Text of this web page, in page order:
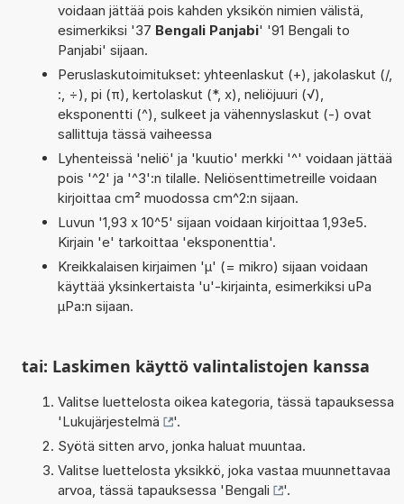
voidaan jättää pois kahden yksikön nimien välistä,
esimerkiksi '37 Bengali Panjabi' '91 Bengali to
Panjabi' sijaan.
Peruslaskutoimitukset: yhteenlaskut (+), jakolaskut (/,
:, ÷), pi (π), kertolaskut (*, x), neliöjuuri (√),
eksponentti (^), sulkeet ja vähennyslaskut (-) ovat
sallittuja tässä vaiheessa
Lyhenteissä 'neliö' ja 'kuutio' merkki '^' voidaan jättää
pois '^2' ja '^3':n tilalle. Neliösenttimetreille voidaan
kirjoittaa cm² muodossa cm^2:n sijaan.
Luvun '1,93 x 10^5' sijaan voidaan kirjoittaa 1,93e5.
Kirjain 'e' tarkoittaa 'eksponenttia'.
Kreikkalaisen kirjaimen 'µ' (= mikro) sijaan voidaan
käyttää yksinkertaista 'u'-kirjainta, esimerkiksi uPa
µPa:n sijaan.
tai: Laskimen käyttö valintalistojen kanssa
Valitse luettelosta oikea kategoria, tässä tapauksessa
'Lukujärjestelmä
'.
Syötä sitten arvo, jonka haluat muuntaa.
Valitse luettelosta yksikkö, joka vastaa muunnettavaa
arvoa, tässä tapauksessa 'Bengali
'.